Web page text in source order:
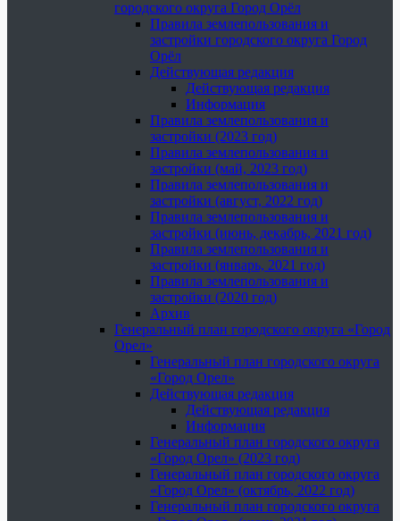
городского округа Город Орёл
Правила землепользования и
застройки городского округа Город
Орёл
Действующая редакция
Действующая редакция
Информация
Правила землепользования и
застройки (2023 год)
Правила землепользования и
застройки (май, 2023 год)
Правила землепользования и
застройки (август, 2022 год)
Правила землепользования и
застройки (июнь, декабрь, 2021 год)
Правила землепользования и
застройки (январь, 2021 год)
Правила землепользования и
застройки (2020 год)
Архив
Генеральный план городского округа «Город
Орел»
Генеральный план городского округа
«Город Орел»
Действующая редакция
Действующая редакция
Информация
Генеральный план городского округа
«Город Орел» (2023 год)
Генеральный план городского округа
«Город Орел» (октябрь, 2022 год)
Генеральный план городского округа